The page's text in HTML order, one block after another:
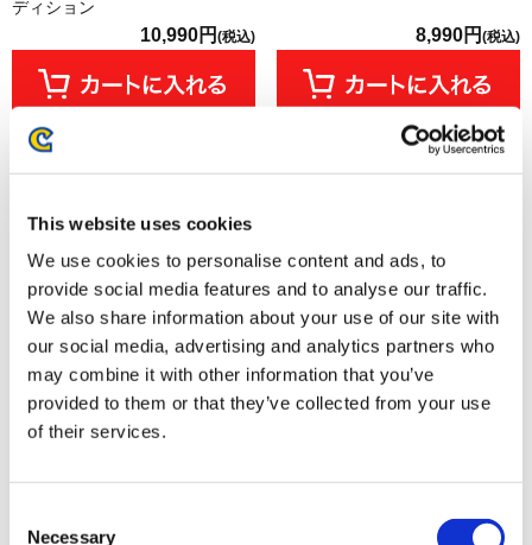
This website uses cookies
We use cookies to personalise content and ads, to
provide social media features and to analyse our traffic.
We also share information about your use of our site with
our social media, advertising and analytics partners who
may combine it with other information that you’ve
provided to them or that they’ve collected from your use
of their services.
Necessary
ディション
10,990円 (税込) 8,990円 (税込)
【グッズ単品】鬼武者 Way of
BOOK